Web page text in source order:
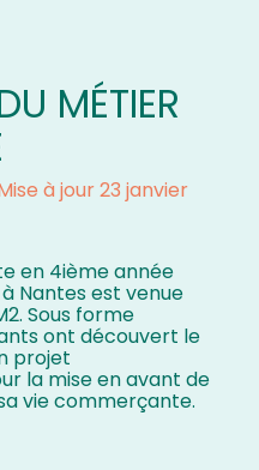
et le
MÉTIER
à jour 23 janvier
en 4ième année
Nantes est venue
Sous forme
ont découvert le
projet
la mise en avant de
vie commerçante.